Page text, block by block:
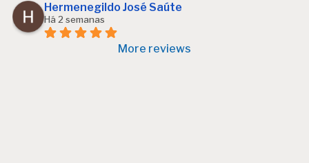
Hermenegildo José Saúte
Há 2 semanas
More reviews